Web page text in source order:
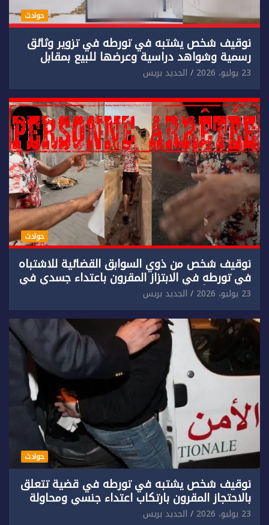
حوادث
توقيف شخص يشتبه في تورطه في تزوير وثائق
رسمية وشواهد دراسية وعرضها للبيع بمقابل
مادي.
23 يوليو، 2026 الجديد بريس
حوادث
توقيف شخص من ذوي السوابق القضائية للاشتباه
في تورطه في الابتزاز المقرون باعتداء جسدي في
حق سائح أجنبي.
23 يوليو، 2026 الجديد بريس
حوادث
توقيف شخص يشتبه في تورطه في قضية تتعلق
بالاحتجاز المقرون بارتكاب اعتداء جنسي ومحاولة
إضرام النار عمدا.
23 يوليو، 2026 الجديد بريس